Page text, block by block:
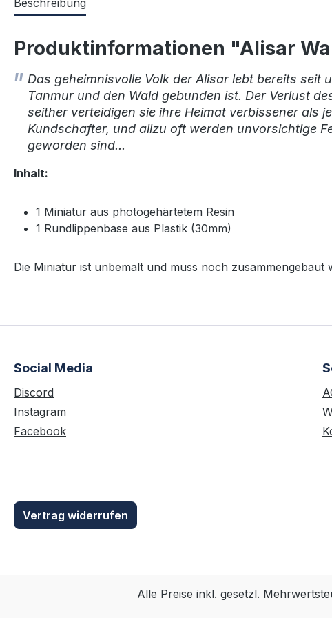
Beschreibung
Produktinformationen "Alisar
Das geheimnisvolle Volk der Alisar lebt bereits
Tanmur und den Wald gebunden ist. Der Verlust
seither verteidigen sie ihre Heimat verbissener als
Kundschafter, und allzu oft werden unvorsichtige
geworden sind...
Inhalt:
1 Miniatur aus photogehärtetem Resin
1 Rundlippenbase aus Plastik (30mm)
Die Miniatur ist unbemalt und muss noch
Social Media
Discord
Instagram
Facebook
Vertrag widerrufen
Alle Preise inkl. gesetzl.